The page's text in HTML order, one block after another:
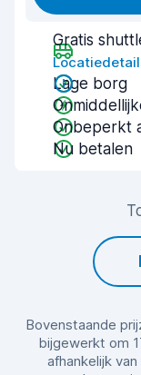
Gratis
Lage borg
Onbeperkt
Nu betalen
Bovenstaande
bijgewerkt om
afhankelijk